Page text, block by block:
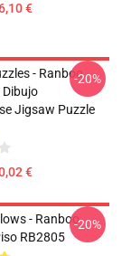
€
- Ranboo
Dibujo
Jigsaw Puzzle
€
-20%
- Ranboo
RB2805
-20%